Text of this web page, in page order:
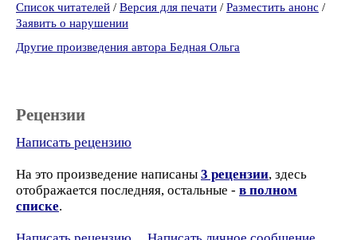
Список читателей / Версия для печати / Разместить анонс /
Заявить о нарушении
Другие произведения автора Бедная Ольга
Рецензии
Написать рецензию
На это произведение написаны 3 рецензии, здесь
отображается последняя, остальные - в полном
списке.